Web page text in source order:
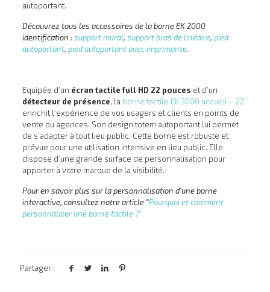
autoportant.
Découvrez tous les accessoires de la borne EK 2000
identification :support mural, support bras de linéaire, pied
autoportant, pied autoportant avec imprimante.
Equipée d’un écran tactile full HD 22 pouces et d’un
détecteur de présence, la borne tactile EK 3000 accueil – 22″
enrichit l’expérience de vos usagers et clients en points de
vente ou agences. Son design totem autoportant lui permet
de s’adapter à tout lieu public. Cette borne est robuste et
prévue pour une utilisation intensive en lieu public. Elle
dispose d’une grande surface de personnalisation pour
apporter à votre marque de la visibilité.
Pour en savoir plus sur la personnalisation d’une borne
interactive, consultez notre article “Pourquoi et comment
personnaliser une borne tactile ?”
Partager :